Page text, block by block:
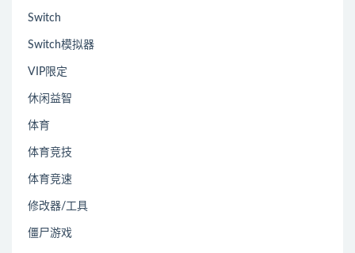
Switch
Switch模拟器
VIP限定
休闲益智
体育
体育竞技
体育竞速
修改器/工具
僵尸游戏